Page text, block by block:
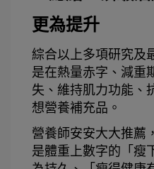
更為提升
綜合以上多項研究及
是在熱量赤字、減重
失、維持肌力功能、
想營養補充品。
營養師安安大大推薦
是體重上數字的「瘦